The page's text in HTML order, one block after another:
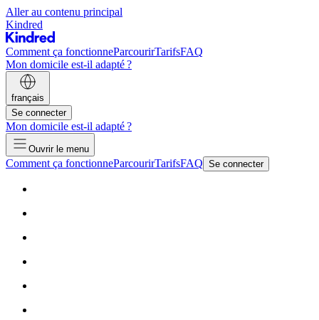
Aller au contenu principal
Kindred
Comment ça fonctionneParcourirTarifsFAQ
Mon domicile est-il adapté ?
français
Se connecter
Mon domicile est-il adapté ?
Ouvrir le menu
Comment ça fonctionneParcourirTarifsFAQ Se connecter